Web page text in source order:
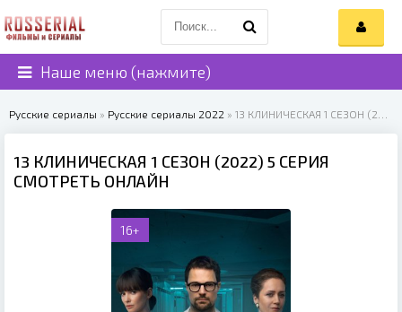
Наше меню (нажмите)
Русские сериалы » Русские сериалы 2022 » 13 КЛИНИЧЕСКАЯ 1 СЕЗОН (2022)
13 КЛИНИЧЕСКАЯ 1 СЕЗОН (2022) 5 СЕРИЯ
СМОТРЕТЬ ОНЛАЙН
16+